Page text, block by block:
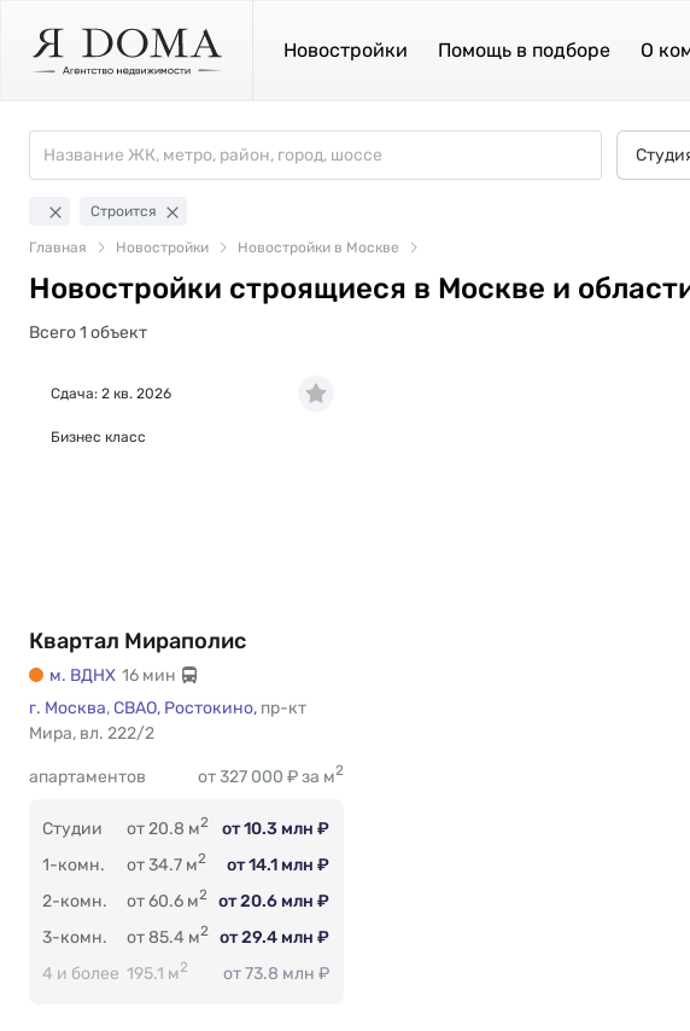
Новостройки Помощь в подборе О
Строится
Главная Новостройки Новостройки в Москве
Новостройки строящиеся в Москве и
Всего 1 объект
Квартал Мираполис
м. ВДНХ 16 мин
г. Москва,СВАО, Ростокино, пр-кт
Мира, вл. 222/2
365
апартаментов от 327 000 ₽ за м2
Студии от 20.8 м2
от 10.3 млн ₽
1-комн.
от 34.7 м2
от 14.1 млн ₽
2-комн.
от 60.6 м2
от 20.6 млн ₽
3-комн.
от 85.4 м2
от 29.4 млн ₽
4 и более 195.1 м2 от 73.8 млн ₽
Сдача: 2 кв. 2026
Бизнес класс